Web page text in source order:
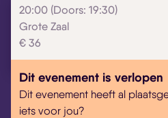
20:00 (Doors: 19:30)
Grote Zaal
€ 36
Dit evenement is verlopen
Dit evenement heeft al
iets voor jou?